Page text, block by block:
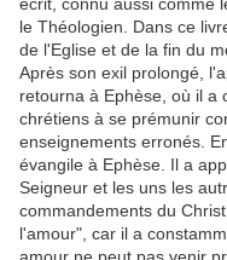
le Théologien. Dans ce
de l'Eglise et de la fin du
Après son exil prolongé,
retourna à Ephèse, où il a
chrétiens à se prémunir
enseignements erronés.
évangile à Ephèse. Il a
Seigneur et les uns les
commandements du
l'amour", car il a